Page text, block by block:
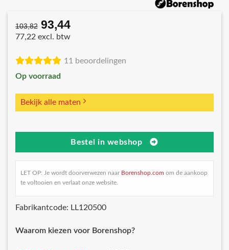
103,82 Oorspronkelijke
prijs
€103,82.
93,44Huidige
prijs
€93,44.
77,22 excl. btw
11 beoordelingen
Op voorraad
Bekijk alle maten
Bestel in webshop
LET OP: Je wordt doorverwezen naar Borenshop.com om de aankoop
te voltooien en verlaat onze website.
Fabrikantcode: LL120500
Waarom kiezen voor Borenshop?